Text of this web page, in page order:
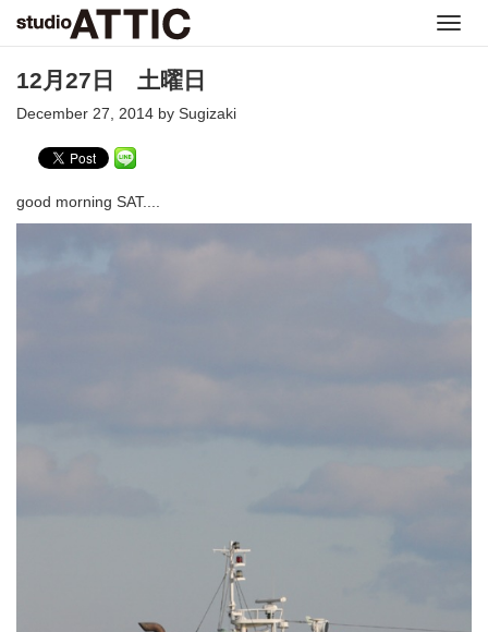
12月27日 土曜日
December 27, 2014 by Sugizaki
good morning SAT....